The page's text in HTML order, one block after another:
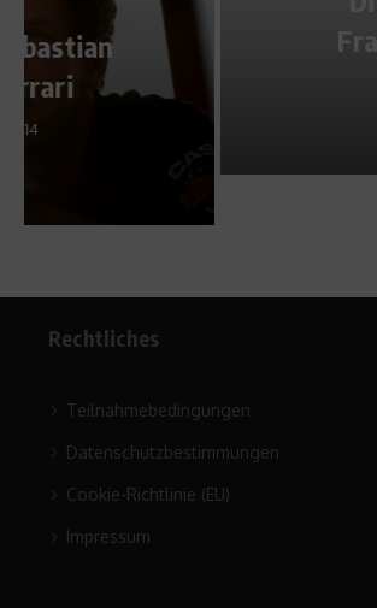
Frauenfußballs –
Rechtliches
Teilnahmebedingungen
Datenschutzbestimmungen
Cookie-Richtlinie (EU)
Impressum